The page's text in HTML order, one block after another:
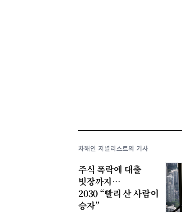
차해인 저널리스트의 기사
주식 폭락에 대출
빗장까지…
2030 “빨리 산 사람이
승자”